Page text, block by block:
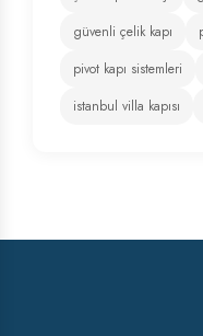
güvenli çelik kapı
pivot kapı sistemleri
istanbul villa kapısı